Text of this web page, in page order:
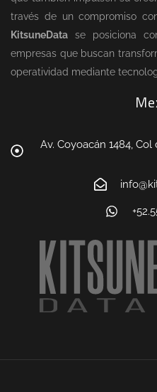
través de un compromiso
KitsuneData se posiciona
empresas que buscan
operatividad mediante
Av. Coyoacán 1484,